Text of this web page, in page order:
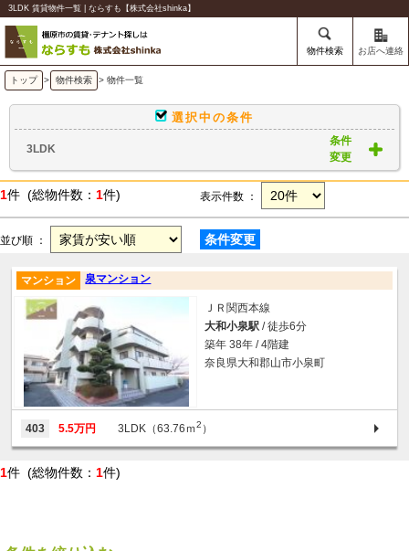
3LDK 賃貸物件一覧 | ならすも【株式会社shinka】
物件検索 お店へ連絡
トップ > 物件検索 > 物件一覧
選択中の条件
3LDK
条件
変更
1件 (総物件数： 1件) 表示件数 ：
並び順 ： 条件変更
泉マンション
マンション
ＪＲ関西本線
大和小泉駅 / 徒歩6分
築年 38年 / 4階建
奈良県大和郡山市小泉町
403 5.5万円 3LDK（63.76ｍ2 ）
1件 (総物件数： 1件)